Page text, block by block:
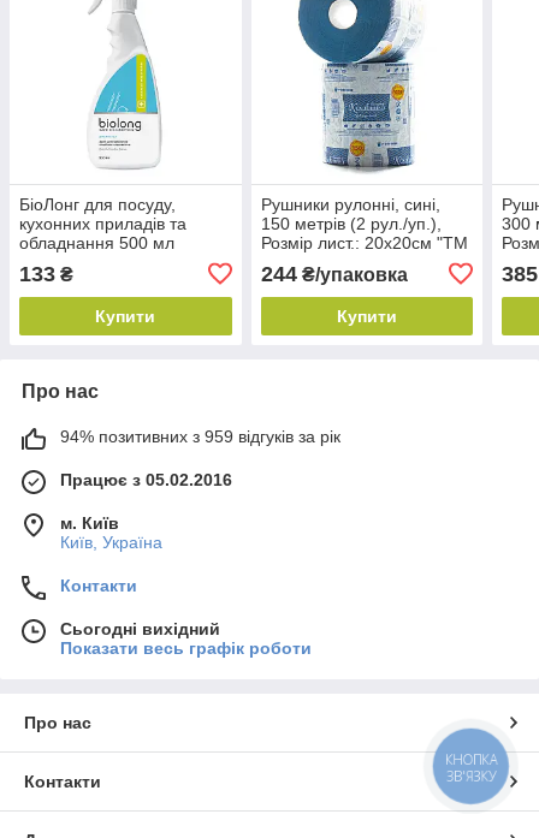
БіоЛонг для посуду,
кухонних приладів та
обладнання 500 мл
133 ₴
Купити
Рушники рулонні, сині,
150 метрів (2 рул./уп.),
Розмір лист.: 20х20см "ТМ
244₴/упаковка
Купити
300
385
Про нас
94% позитивних з 959 відгуків за рік
Працює з 05.02.2016
м. Київ
Київ, Україна
Контакти
Сьогодні вихідний
Показати весь графік роботи
Про нас
Контакти
КНОПКА
ЗВ'ЯЗКУ